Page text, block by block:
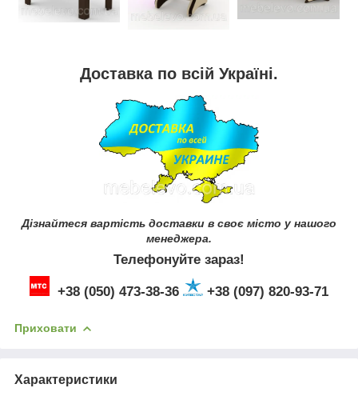
Доставка по всій Україні.
Дізнайтеся вартість доставки в своє місто у нашого
менеджера.
Телефонуйте зараз!
+38 (050) 473-38-36 +38 (097) 820-93-71
Приховати
Характеристики